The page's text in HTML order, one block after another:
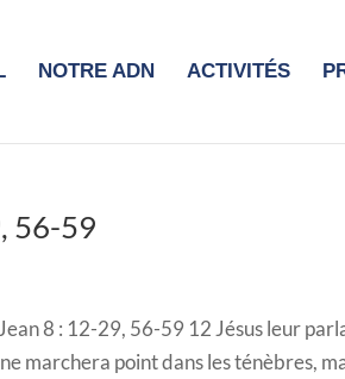
NOTRE ADN ACTIVITÉS
56-59
8 : 12-29, 56-59 12 Jésus leur
marchera point dans les ténèbres,